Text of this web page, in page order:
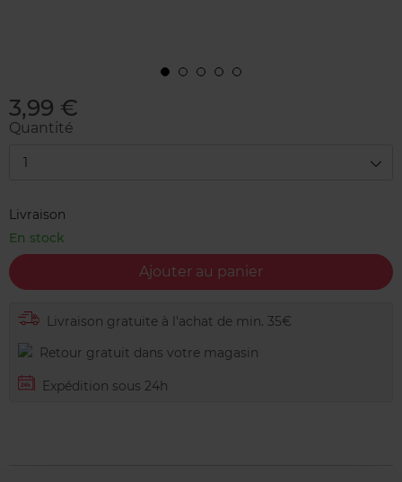
3,99 €
Quantité
1
Livraison
En stock
Ajouter au panier
Livraison gratuite à l'achat de min. 35€
Retour gratuit dans votre magasin
Expédition sous 24h